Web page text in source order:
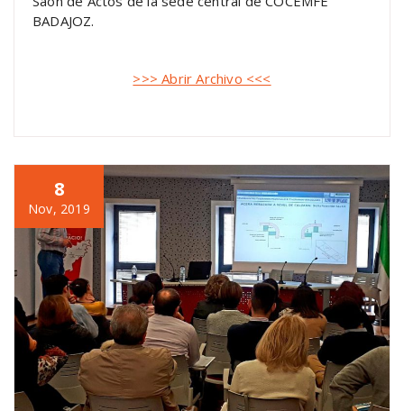
BADAJOZ.
>>> Abrir Archivo <<<
8
Nov, 2019